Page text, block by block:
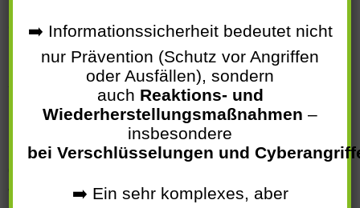
deutschlandweit tätiges IT-Systemhaus. Zu unserem
Unternehmenserfolg tragen unsere Mitarbeiter maßgeblich
bei. Als moderner Arbeitgeber bieten wir unserem Team
flache Hierarchien, kurze Dienstwege, Karriere
Möglichkeiten und schnelle Entscheidungsprozesse.
Da passt es gut ins Bild, daß wir von kununu und Focus
➡️ Informationssicherheit bedeutet nicht
nur Prävention (Schutz vor Angriffen
oder Ausfällen), sondern
auch Reaktions- und
Wiederherstellungsmaßnahmen –
insbesondere
bei Verschlüsselungen und
➡️ Ein sehr komplexes, aber